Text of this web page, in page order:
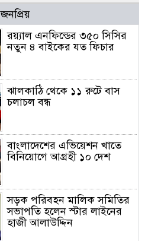
জনপ্রিয়
র‌য়্যাল এনফিল্ডের ৩৫০ সিসির
নতুন ৪ বাইকের যত ফিচার
ঝালকাঠি থেকে ১১ রুটে বাস
চলাচল বন্ধ
বাংলাদেশের এভিয়েশন খাতে
বিনিয়োগে আগ্রহী ১০ দেশ
সড়ক পরিবহন মালিক সমিতির
সভাপতি হলেন স্টার লাইনের
হাজী আলাউদ্দিন